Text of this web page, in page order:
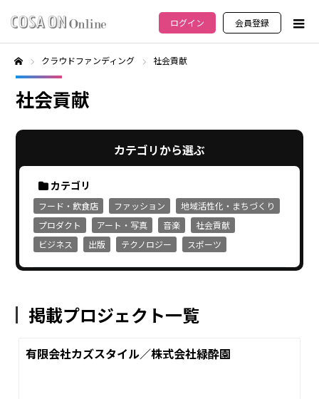
ログイン 会員登録
クラウドファンディング 社会貢献
社会貢献
カテゴリから選ぶ
カテゴリ
フード・飲食店 ファッション
地域活性化・まちづくり
プロダクト
アート・写真 音楽
社会貢献
ビジネス
出版 テクノロジー スポーツ
掲載プロジェクト一覧
有限会社カズスタイル／株式会社緑酔園